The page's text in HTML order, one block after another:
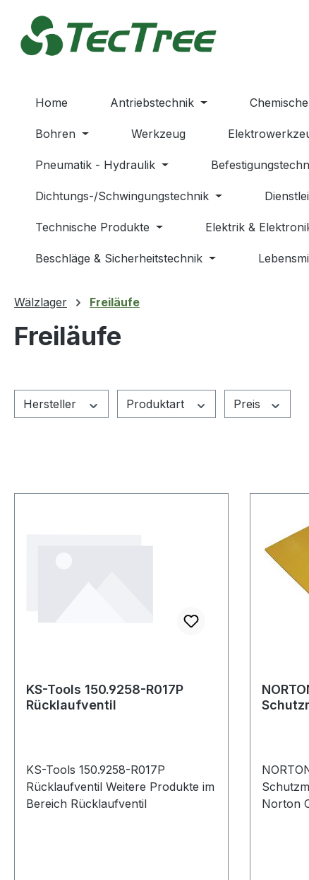
Hauptinhalt springen
Zur Suche springen
Zur Hauptnavigation springen
Home Antriebstechnik
Bohren Werkzeug
Pneumatik - Hydraulik
Dichtungs-/Schwingungstechnik
Technische Produkte Elektrik &
Beschläge & Sicherheitstechnik
Wälzlager Freiläufe
Freiläufe
Hersteller Produktart Preis
KS-Tools 150.9258-R017P
Rücklaufventil
KS-Tools 150.9258-R017P
Rücklaufventil Weitere Produkte im
Bereich Rücklaufventil
Norton